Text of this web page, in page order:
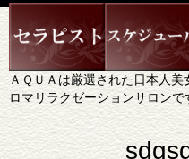
ＡＱＵＡは厳選された日本人
ロマリラクゼーションサロンで